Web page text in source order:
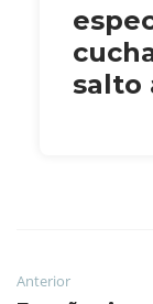
salto
Anterior